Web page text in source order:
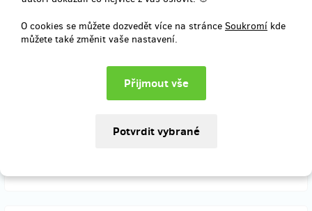
O cookies se můžete dozvedět více na stránce Soukromí kde
můžete také změnit vaše nastavení.
zaměstnanců a pořiď jim skupinovou lekci v některé z našich
poboček. Dáme jim do těla, jako by byli naši.